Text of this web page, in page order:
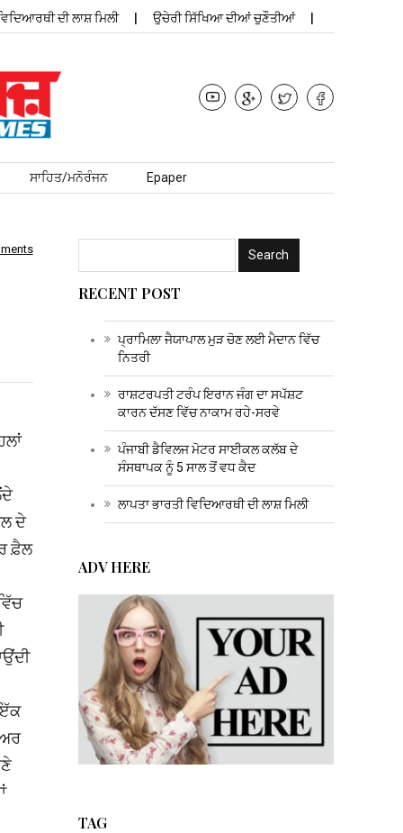
ਦੀ ਲਾਸ਼ ਮਿਲੀ ਉਚੇਰੀ ਸਿੱਖਿਆ ਦੀਆਂ ਚੁਣੌਤੀਆਂ
ਸਾਹਿਤ/ਮਨੋਰੰਜਨ Epaper
ਦੇ
ਫ਼ੈਲ
RECENT POST
ਪ੍ਰਾਮਿਲਾ ਜੈਯਾਪਾਲ ਮੁੜ ਚੋਣ ਲਈ ਮੈਦਾਨ ਵਿੱਚ
ਨਿਤਰੀ
ਰਾਸ਼ਟਰਪਤੀ ਟਰੰਪ ਇਰਾਨ ਜੰਗ ਦਾ ਸਪੱਸ਼ਟ
ਕਾਰਨ ਦੱਸਣ ਵਿੱਚ ਨਾਕਾਮ ਰਹੇ-ਸਰਵੇ
ਪੰਜਾਬੀ ਡੈਵਿਲਜ ਮੋਟਰ ਸਾਈਕਲ ਕਲੱਬ ਦੇ
ਸੰਸਥਾਪਕ ਨੂੰ 5 ਸਾਲ ਤੋਂ ਵਧ ਕੈਦ
ਲਾਪਤਾ ਭਾਰਤੀ ਵਿਦਿਆਰਥੀ ਦੀ ਲਾਸ਼ ਮਿਲੀ
ADV HERE
TAG